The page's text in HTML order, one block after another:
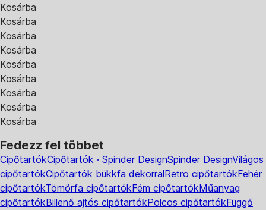
Kosárba
Kosárba
Kosárba
Kosárba
Kosárba
Kosárba
Kosárba
Kosárba
Kosárba
Fedezz fel többet
CipőtartókCipőtartók · Spinder DesignSpinder DesignVilágos
cipőtartókCipőtartók bükkfa dekorralRetro cipőtartókFehér
cipőtartókTömörfa cipőtartókFém cipőtartókMűanyag
cipőtartókBillenő ajtós cipőtartókPolcos cipőtartókFüggő